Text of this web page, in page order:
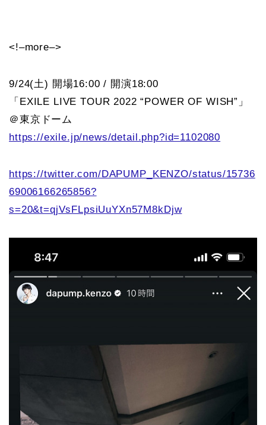
<!–more–>
9/24(土) 開場16:00 / 開演18:00
「EXILE LIVE TOUR 2022 “POWER OF WISH”」
＠東京ドーム
https://exile.jp/news/detail.php?id=1102080
https://twitter.com/DAPUMP_KENZO/status/15736
69006166265856?
s=20&t=qjVsFLpsiUuYXn57M8kDjw